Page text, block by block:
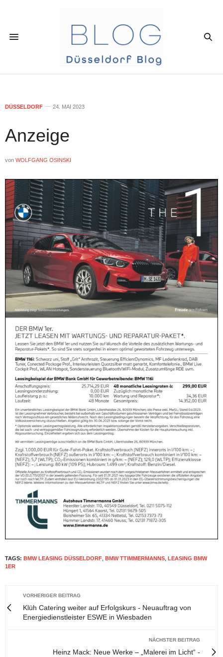
DÜSSELDORF 24. MAI 2023
Anzeige
von WOLFGANG OSINSKI
TAGS: BMW LEASING DÜSSELDORF BMW TTIMMERMANNS LEASING BMW
1ER
VORHERIGER BEITRAG
Klüh Catering weiter auf Erfolgskurs - Neuauftrag von
Energiedienstleister ESWE in Wiesbaden
NÄCHSTER BEITRAG
Heinz Mack: Neue Werke – „Malerei im Licht“ -